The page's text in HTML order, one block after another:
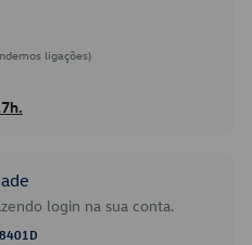
ligações)
login na sua conta.